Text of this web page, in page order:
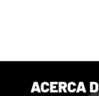
ACERCA